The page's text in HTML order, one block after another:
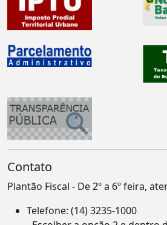
Contato
Plantão Fiscal - De 2º a 6º feira,
Telefone: (14) 3235-1000